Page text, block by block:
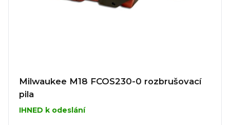
Milwaukee M18 FCOS230-0 rozbrušovací
pila
IHNED k odeslání